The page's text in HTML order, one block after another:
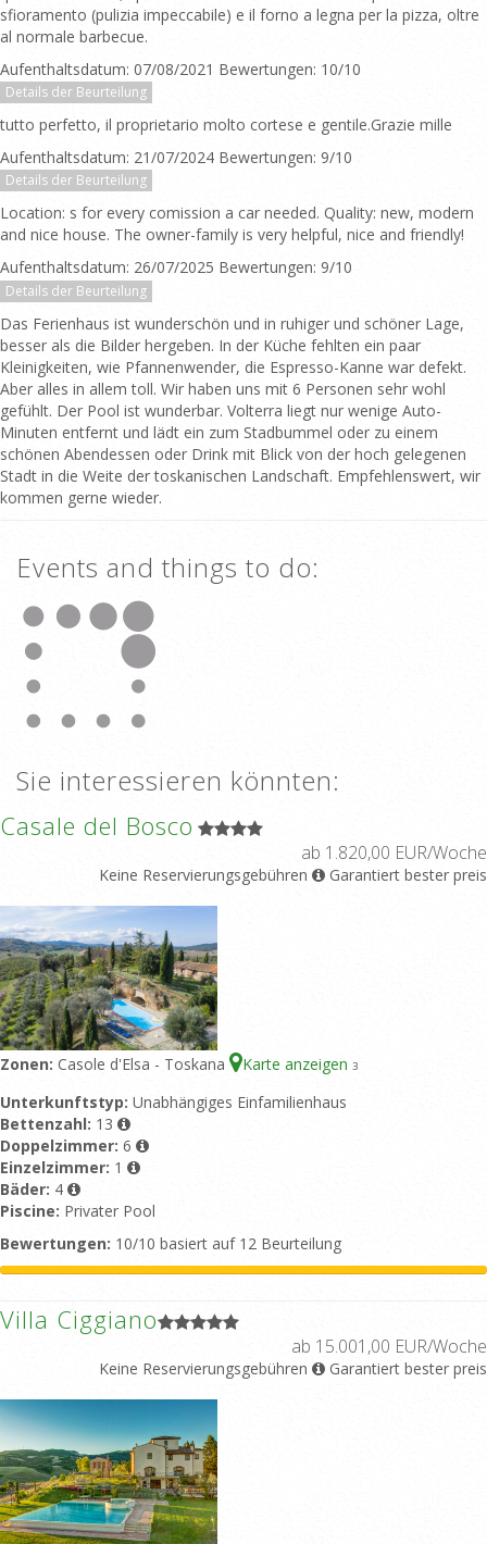
sfioramento (pulizia impeccabile) e il forno a legna per la pizza, oltre
al normale barbecue.
Aufenthaltsdatum: 07/08/2021 Bewertungen: 10/10
Details der Beurteilung
tutto perfetto, il proprietario molto cortese e gentile.Grazie mille
Aufenthaltsdatum: 21/07/2024 Bewertungen: 9/10
Details der Beurteilung
Location: s for every comission a car needed. Quality: new, modern
and nice house. The owner-family is very helpful, nice and friendly!
Aufenthaltsdatum: 26/07/2025 Bewertungen: 9/10
Details der Beurteilung
Das Ferienhaus ist wunderschön und in ruhiger und schöner Lage,
besser als die Bilder hergeben. In der Küche fehlten ein paar
Kleinigkeiten, wie Pfannenwender, die Espresso-Kanne war defekt.
Aber alles in allem toll. Wir haben uns mit 6 Personen sehr wohl
gefühlt. Der Pool ist wunderbar. Volterra liegt nur wenige Auto-
Minuten entfernt und lädt ein zum Stadbummel oder zu einem
schönen Abendessen oder Drink mit Blick von der hoch gelegenen
Stadt in die Weite der toskanischen Landschaft. Empfehlenswert, wir
kommen gerne wieder.
Events and things to do:
Sie interessieren könnten:
Casale del Bosco
ab 1.820,00 EUR/Woche
Keine Reservierungsgebühren Garantiert bester preis
Zonen: Casole d'Elsa - Toskana Karte anzeigen 3
Unterkunftstyp: Unabhängiges Einfamilienhaus
Bettenzahl: 13
Doppelzimmer: 6
Einzelzimmer: 1
Bäder: 4
Piscine: Privater Pool
Bewertungen: 10/10 basiert auf 12 Beurteilung
Villa Ciggiano
ab 15.001,00 EUR/Woche
Keine Reservierungsgebühren Garantiert bester preis